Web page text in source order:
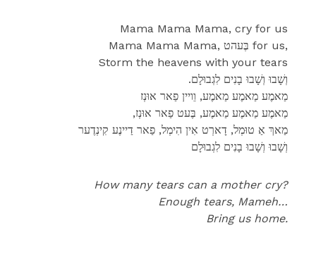
Mama Mama Mama, cry for us
Mama Mama Mama, בֶּעהט for us,
Storm the heavens with your tears
.וְשָׁבוּ וְשָׁבוּ בָנִים לִגְבוּלָם
מַאמֶע מַאמֶע מַאמֶע, וֵויין פַאר אוּנְז
,מַאמֶע מַאמֶע מַאמֶע, בֶּעט פַאר אוּנְז
מַאךְ אַ טוּמְל, דָארְט אִין הִימְל, פַאר דַיינֶע קִינְדֶער
וְשָׁבוּ וְשָׁבוּ בָנִים לִגְבוּלָם
How many tears can a mother cry?
Enough tears, Mameh…
Bring us home.